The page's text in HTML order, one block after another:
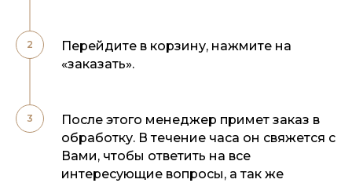
Перейдите в корзину, нажмите на
«заказать».
После этого менеджер примет заказ в
обработку. В течение часа он свяжется с
Вами, чтобы ответить на все
интересующие вопросы, а так же